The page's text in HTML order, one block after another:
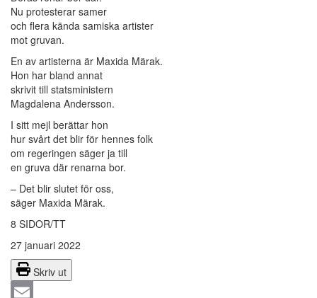
Nu protesterar samer
och flera kända samiska artister
mot gruvan.
En av artisterna är Maxida Märak.
Hon har bland annat
skrivit till statsministern
Magdalena Andersson.
I sitt mejl berättar hon
hur svårt det blir för hennes folk
om regeringen säger ja till
en gruva där renarna bor.
– Det blir slutet för oss,
säger Maxida Märak.
8 SIDOR/TT
27 januari 2022
Skriv ut